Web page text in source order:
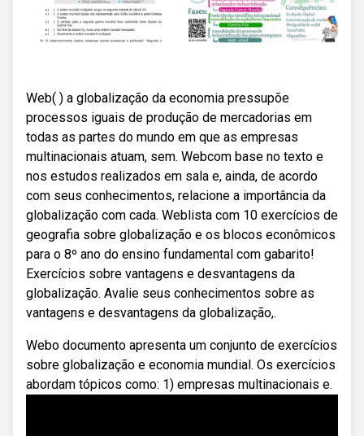
Web( ) a globalização da economia pressupõe
processos iguais de produção de mercadorias em
todas as partes do mundo em que as empresas
multinacionais atuam, sem. Webcom base no texto e
nos estudos realizados em sala e, ainda, de acordo
com seus conhecimentos, relacione a importância da
globalização com cada. Weblista com 10 exercícios de
geografia sobre globalização e os blocos econômicos
para o 8º ano do ensino fundamental com gabarito!
Exercícios sobre vantagens e desvantagens da
globalização. Avalie seus conhecimentos sobre as
vantagens e desvantagens da globalização,.
Webo documento apresenta um conjunto de exercícios
sobre globalização e economia mundial. Os exercícios
abordam tópicos como: 1) empresas multinacionais e.